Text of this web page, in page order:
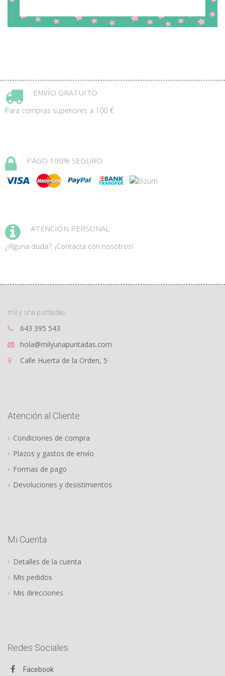
ENVÍO GRATUITO
Para compras superiores a 100 €
PAGO 100% SEGURO
ATENCIÓN PERSONAL
¿Alguna duda?: ¡Contácta con nosotros!
mil y una puntadas
643 395 543
hola@milyunapuntadas.com
Calle Huerta de la Orden, 5
Atención al Cliente
Condiciones de compra
Plazos y gastos de envío
Formas de pago
Devoluciones y desistimientos
Mi Cuenta
Detalles de la cuenta
Mis pedidos
Mis direcciones
Redes Sociales
Facebook